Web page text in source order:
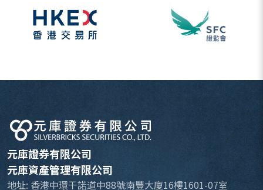
元庫證券有限公司
元庫資產管理有限公司
地址: 香港中環干諾道中88號南豐大廈16樓1601-07室